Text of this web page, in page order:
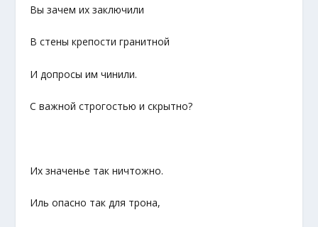
Вы зачем их заключили
В стены крепости гранитной
И допросы им чинили.
С важной строгостью и скрытно?
Их значенье так ничтожно.
Иль опасно так для трона,